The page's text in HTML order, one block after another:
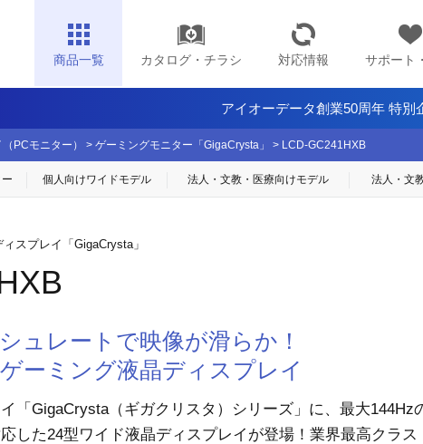
商品一覧 カタログ・チラシ 対応情報 サポート
アイオーデータ創業50周年 特別
PCモニター） > ゲーミングモニター「GigaCrysta」 > LCD-GC241HXB
個人向けワイドモデル 法人・文教・医療向けモデル 法人・文
スプレイ「GigaCrysta」
ュレートで映像が滑らか！
ーミング液晶ディスプレイ
「GigaCrysta（ギガクリスタ）シリーズ」に、最大144Hz
した24型ワイド液晶ディスプレイが登場！業界最高クラス